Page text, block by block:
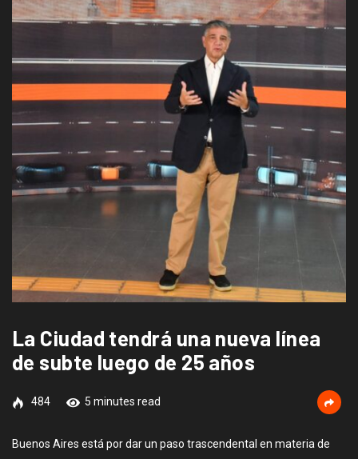
La Ciudad tendrá una nueva línea
de subte luego de 25 años
484 5 minutes read
Buenos Aires está por dar un paso trascendental en materia de